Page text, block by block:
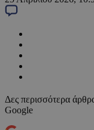
Δες περισσότερα
Google